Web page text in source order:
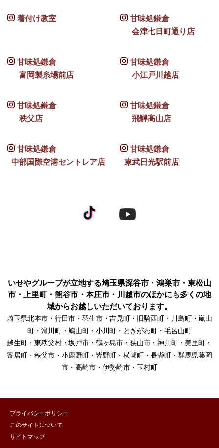
着付け教室
甘味処鎌倉
会津七日町通り店
甘味処鎌倉
富岡製糸場前店
甘味処鎌倉
小江戸川越店
甘味処鎌倉
秩父店
甘味処鎌倉
飛騨高山店
甘味処鎌倉
中部国際空港セントレア店
甘味処鎌倉
東武日光駅前店
いせやグループが立地する埼玉県深谷市・鴻巣市・東松山
市・上里町・熊谷市・本庄市・川越市のほかにも多くの地
域からお越しいただいております。
埼玉県北本市・行田市・羽生市・吉見町・旧騎西町・川島町・嵐山
町・滑川町・鳩山町・小川町・ときがわ町・毛呂山町
越生町・東秩父村・坂戸市・鶴ヶ島市・狭山市・神川町・美里町・
寄居町・秩父市・小鹿野町・皆野町・横瀬町・長瀞町・群馬県藤岡
市・高崎市・伊勢崎市・玉村町
プライバシーポリシー
このサイトについて
サイトマップ